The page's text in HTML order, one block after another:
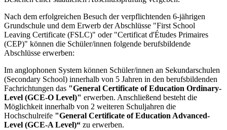
Nach dem erfolgreichen Besuch der verpflichtenden 6-jährigen
Grundschule und dem Erwerb der Abschlüsse "First School
Leaving Certificate (FSLC)" oder "Certificat d'Études Primaires
(CEP)" können die Schüler/innen folgende berufsbildende
Abschlüsse erwerben:
Im anglophonen System können Schüler/innen an Sekundarschulen
(Secondary School) innerhalb von 5 Jahren in den berufsbildenden
Fachrichtungen das "General Certificate of Education Ordinary-
Level (GCE-O Level)" erwerben. Anschließend besteht die
Möglichkeit innerhalb von 2 weiteren Schuljahren die
Hochschulreife "General Certificate of Education Advanced-
Level (GCE-A Level)“ zu erwerben.